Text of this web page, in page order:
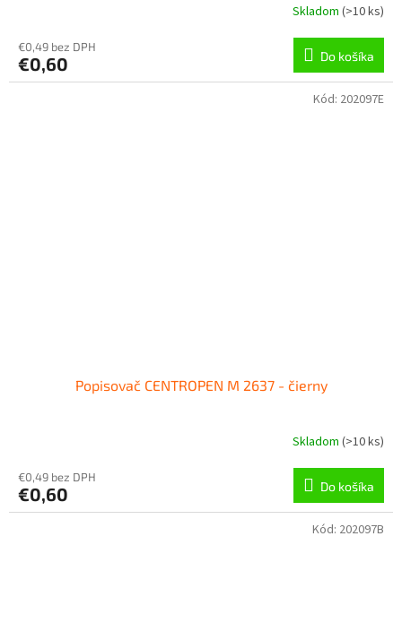
Skladom (>10 ks)
€0,49 bez DPH
€0,60 Do košíka
Popisovač CENTROPEN M 2637 - čierny
Skladom (>10 ks)
€0,49 bez DPH
€0,60 Do košíka
Kód: 202097E
Kód: 202097B